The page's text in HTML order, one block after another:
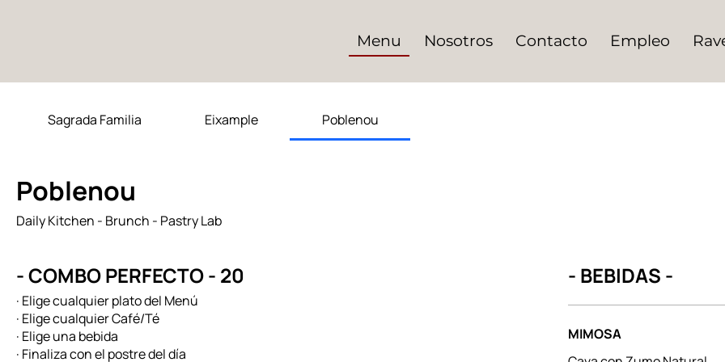
Menu Nosotros Contacto Empleo
Sagrada Familia Eixample Poblenou
Poblenou
Daily Kitchen - Brunch - Pastry Lab
- COMBO PERFECTO - 20
· Elige cualquier plato del Menú
· Elige cualquier Café/Té
· Elige una bebida
· Finaliza con el postre del día
- BEBIDAS -
MIMOSA